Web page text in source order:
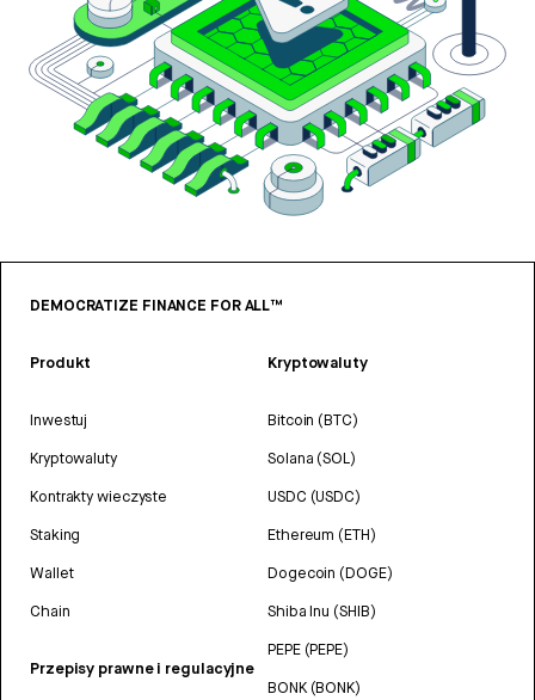
DEMOCRATIZE FINANCE FOR ALL™
Produkt
Inwestuj
Kryptowaluty
Kontrakty wieczyste
Staking
Wallet
Chain
Przepisy prawne i regulacyjne
Kryptowaluty
Bitcoin (BTC)
Solana (SOL)
USDC (USDC)
Ethereum (ETH)
Dogecoin (DOGE)
Shiba Inu (SHIB)
PEPE (PEPE)
BONK (BONK)